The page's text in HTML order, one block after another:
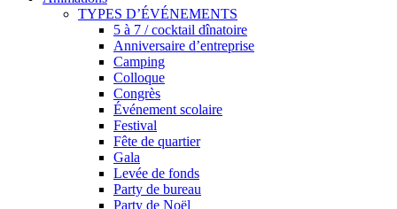
TYPES D’ÉVÉNEMENTS
5 à 7 / cocktail dînatoire
Anniversaire d’entreprise
Camping
Colloque
Congrès
Événement scolaire
Festival
Fête de quartier
Gala
Levée de fonds
Party de bureau
Party de Noël